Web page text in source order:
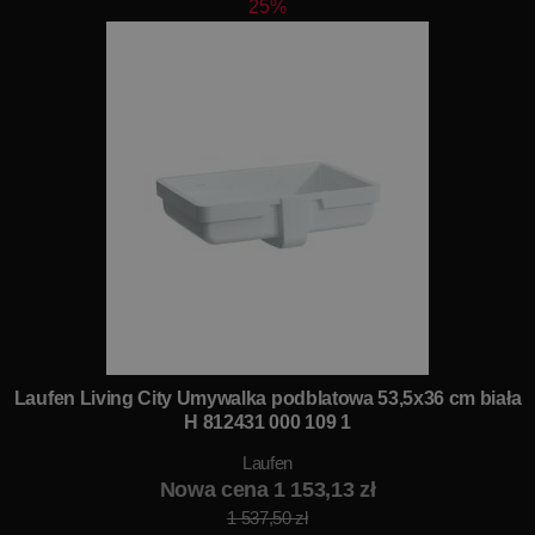
25%
Laufen Living City Umywalka podblatowa 53,5x36 cm biała
H 812431 000 109 1
Laufen
Nowa cena 1 153,13 zł
1 537,50 zł